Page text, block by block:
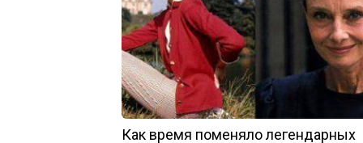
Как время поменяло легендарных